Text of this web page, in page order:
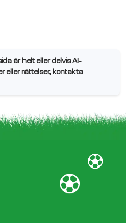
är helt eller delvis AI-
eller rättelser, kontakta